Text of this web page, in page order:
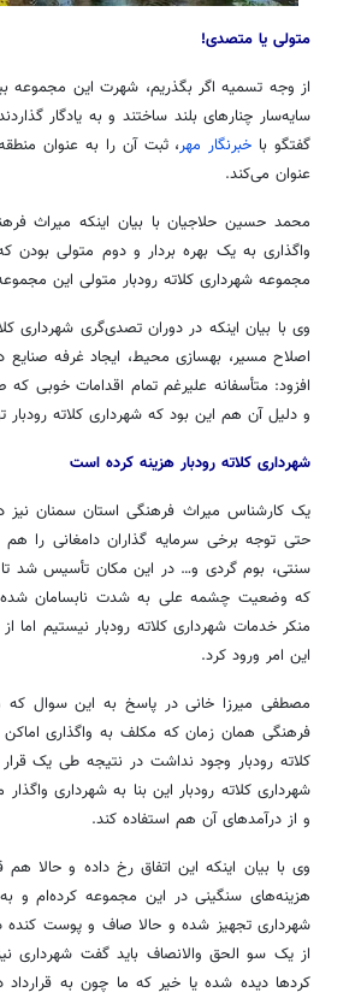
متولی یا متصدی!
از وجه تسمیه اگر بگذریم، شهرت این
سایه‌سار چنارهای بلند ساختند و به یادگار
گفتگو با خبرنگار مهر
عنوان می‌کند.
محمد حسین حلاجیان با بیان اینکه میراث
واگذاری به یک بهره بردار و دوم متولی بودن
مجموعه شهرداری کلاته رودبار متولی این
وی با بیان اینکه در دوران تصدی‌گری شهرداری
اصلاح مسیر، بهسازی محیط، ایجاد غرفه
افزود: متأسفانه علیرغم تمام اقدامات خوبی
و دلیل آن هم این بود که شهرداری کلاته
شهرداری کلاته رودبار هزینه کرده است
یک کارشناس میراث فرهنگی استان سمنان نیز
حتی توجه برخی سرمایه گذاران دامغانی را
سنتی، بوم گردی و… در این مکان تأسیس شد تا
که وضعیت چشمه علی به شدت نابسامان شده
منکر خدمات شهرداری کلاته رودبار نیستیم
این امر ورود کرد.
مصطفی میرزا خانیدر پاسخ به این سوال که
فرهنگی همان زمان که مکلف به واگذاری
کلاته رودبار وجود نداشت در نتیجه طی یک
شهرداری کلاته رودبار این بنا به شهرداری
و از درآمدهای آن هم استفاده کند.
وی با بیان اینکه این اتفاق رخ داده و حالا
هزینه‌های سنگینی در این مجموعه کرده‌ام و
شهرداری تجهیز شده و حالا صاف و پوست کنده
از یک سو الحق والانصاف باید گفت شهرداری
کردها دیده شده یا خیر که ما چون به قرارداد